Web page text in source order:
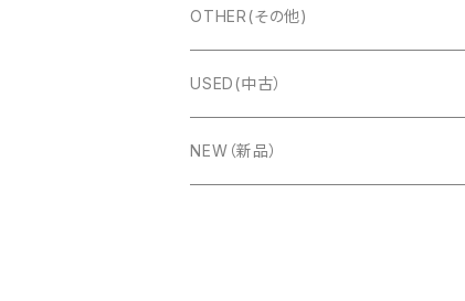
Bugari(ブガリ)
Titano(タイタノ)
Accormate(アコメッテ)
Alfred Arnold（AA:ドブレアー）
Ernst Luis Arnold(ELA:エラ)
PREMIER(プレミア）
イングリッシュコンサーティーナ
Charles Wheatstone
Marcel Druex
OTHER(その他)
楽器ケース
FUSELLI（フセリ）
楽譜
USED(中古）
NEW（新品）